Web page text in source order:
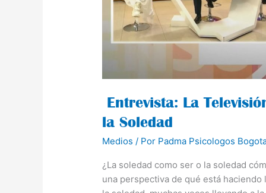
Entrevista: La
la Soledad
Medios / Por Padma Psicologos
¿La soledad como ser o la soledad
una perspectiva de qué está
Soledad